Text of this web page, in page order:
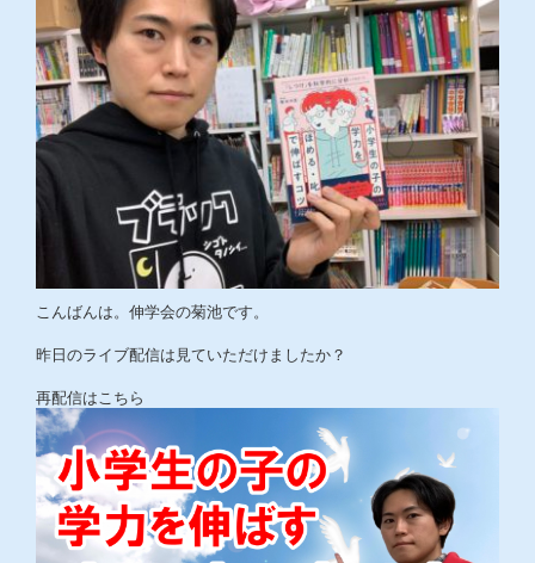
こんばんは。伸学会の菊池です。
昨日のライブ配信は見ていただけましたか？
再配信はこちら